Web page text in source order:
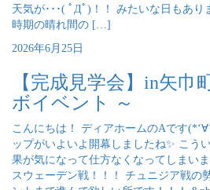
天気が･･･( ﾟДﾟ)！！ みたいな日もあ
時期の晴れ間の […]
2026年6月25日
【完成見学会】in矢巾
ボイベント ～
こんにちは！ ディアホームのAです
ップがいよいよ開幕しましたね✨ こう
果が気になって仕方なくなってしまい
スウェーデン戦！！！ チュニジア戦の